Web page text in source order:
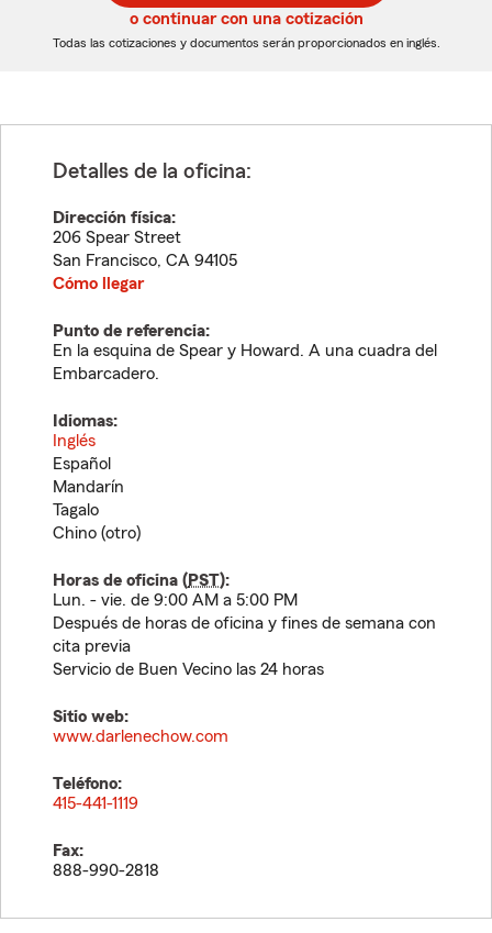
5
dígitos
5
dígitos
o continuar con una cotización
Todas las cotizaciones y documentos serán proporcionados en inglés.
Detalles de la oficina:
Dirección física:
206 Spear Street
San Francisco, CA 94105
Cómo llegar
Punto de referencia:
En la esquina de Spear y Howard. A una cuadra del
Embarcadero.
Idiomas:
Inglés
Español
Mandarín
Tagalo
Chino (otro)
Horas de oficina (PST):
Lun. - vie. de 9:00 AM a 5:00 PM
Después de horas de oficina y fines de semana con
cita previa
Servicio de Buen Vecino las 24 horas
Sitio web:
www.darlenechow.com
Teléfono:
415-441-1119
Fax:
888-990-2818